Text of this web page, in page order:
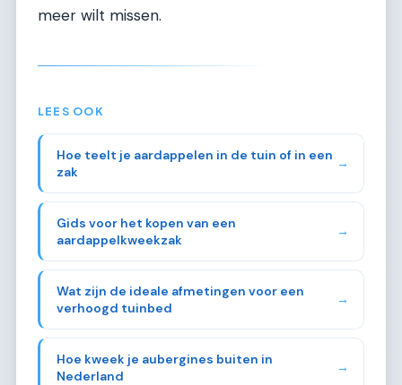
meer wilt missen.
LEES OOK
Hoe teelt je aardappelen in de tuin of in een
zak
→
Gids voor het kopen van een
aardappelkweekzak
→
Wat zijn de ideale afmetingen voor een
verhoogd tuinbed
→
Hoe kweek je aubergines buiten in
Nederland
→